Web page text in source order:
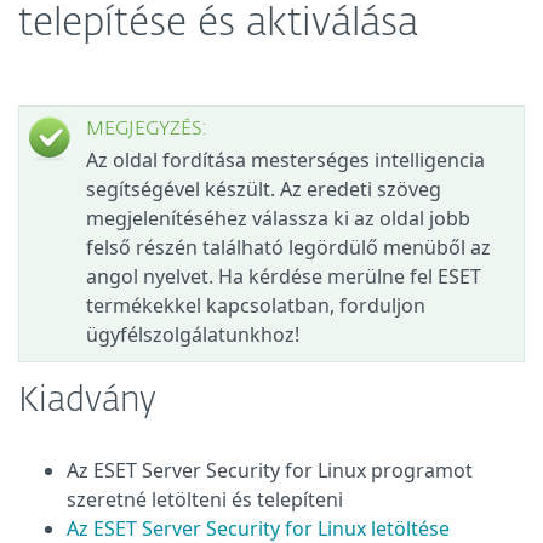
telepítése és aktiválása
MEGJEGYZÉS:
Az oldal fordítása mesterséges intelligencia
segítségével készült. Az eredeti szöveg
megjelenítéséhez válassza ki az oldal jobb
felső részén található legördülő menüből az
angol nyelvet. Ha kérdése merülne fel ESET
termékekkel kapcsolatban, forduljon
ügyfélszolgálatunkhoz!
Kiadvány
Az ESET Server Security for Linux programot
szeretné letölteni és telepíteni
Az ESET Server Security for Linux letöltése